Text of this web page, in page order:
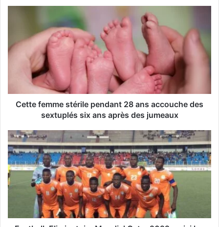
a
m
a
i
l
Cette femme stérile pendant 28 ans accouche des
sextuplés six ans après des jumeaux